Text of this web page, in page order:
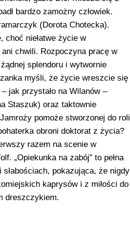
bardzo zamożny człowiek.
(Dorota Chotecka).
choć niełatwe życie w
chwili. Rozpoczyna pracę w
splendoru i wytwornie
myśli, że życie wreszcie się
jak przystało na Wilanów –
Staszuk) oraz taktownie
pomoże stworzonej do roli
obroni doktorat z życia?
razem na scenie w
„Opiekunka na zabój” to pełna
pokazująca, że nigdy
kaprysów i z miłości do
dreszczykiem.